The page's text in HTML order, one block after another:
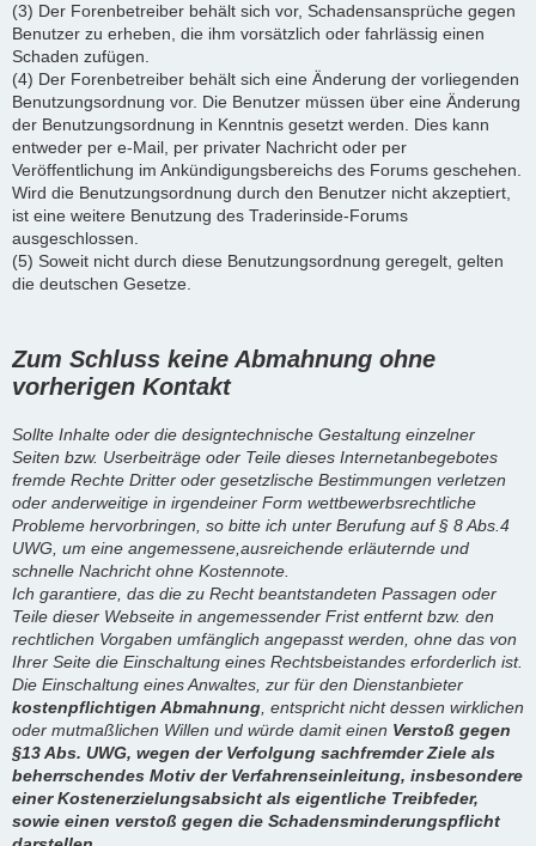
(3) Der Forenbetreiber behält sich vor, Schadensansprüche gegen
Benutzer zu erheben, die ihm vorsätzlich oder fahrlässig einen
Schaden zufügen.
(4) Der Forenbetreiber behält sich eine Änderung der vorliegenden
Benutzungsordnung vor. Die Benutzer müssen über eine Änderung
der Benutzungsordnung in Kenntnis gesetzt werden. Dies kann
entweder per e-Mail, per privater Nachricht oder per
Veröffentlichung im Ankündigungsbereichs des Forums geschehen.
Wird die Benutzungsordnung durch den Benutzer nicht akzeptiert,
ist eine weitere Benutzung des Traderinside-Forums
ausgeschlossen.
(5) Soweit nicht durch diese Benutzungsordnung geregelt, gelten
die deutschen Gesetze.
Zum Schluss keine Abmahnung ohne
vorherigen Kontakt
Sollte Inhalte oder die designtechnische Gestaltung einzelner
Seiten bzw. Userbeiträge oder Teile dieses Internetanbegebotes
fremde Rechte Dritter oder gesetzlische Bestimmungen verletzen
oder anderweitige in irgendeiner Form wettbewerbsrechtliche
Probleme hervorbringen, so bitte ich unter Berufung auf § 8 Abs.4
UWG, um eine angemessene,ausreichende erläuternde und
schnelle Nachricht ohne Kostennote.
Ich garantiere, das die zu Recht beantstandeten Passagen oder
Teile dieser Webseite in angemessender Frist entfernt bzw. den
rechtlichen Vorgaben umfänglich angepasst werden, ohne das von
Ihrer Seite die Einschaltung eines Rechtsbeistandes erforderlich ist.
Die Einschaltung eines Anwaltes, zur für den Dienstanbieter
kostenpflichtigen Abmahnung , entspricht nicht dessen wirklichen
oder mutmaßlichen Willen und würde damit einen Verstoß gegen
§13 Abs. UWG, wegen der Verfolgung sachfremder Ziele als
beherrschendes Motiv der Verfahrenseinleitung, insbesondere
einer Kostenerzielungsabsicht als eigentliche Treibfeder,
sowie einen verstoß gegen die Schadensminderungspflicht